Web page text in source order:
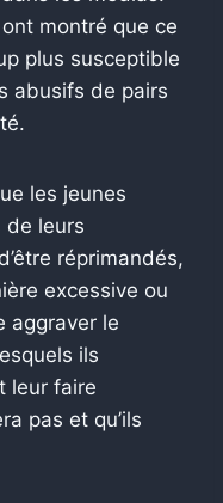
ont montré que ce
plus susceptible
abusifs de pairs
les jeunes
de leurs
réprimandés,
excessive ou
aggraver le
ils
leur faire
pas et qu’ils